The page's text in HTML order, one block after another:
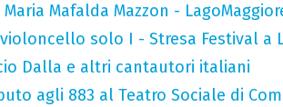
Mafalda Mazzon -
solo I - Stresa Festival a
Dalla e altri cantautori italiani
agli 883 al Teatro Sociale di